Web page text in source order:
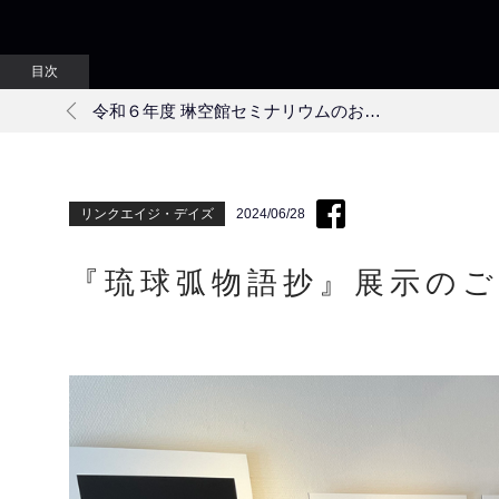
令和６年度 琳空館セミナリウムのお知らせ
リンクエイジ・デイズ 2024/06/28
『琉球弧物語抄』展示の